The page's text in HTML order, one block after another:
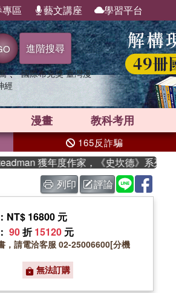
區 藝文講座 學習平台
進階搜尋
、 國際布克獎 臺灣漫
經
漫畫 教科考用
165反詐騙
獲年度作家，《史坎德》系列帶你踏
列印 評論
：NT$ 16800 元
： 90折15120 元
，請電洽客服 02-25006600[分機
無法訂購